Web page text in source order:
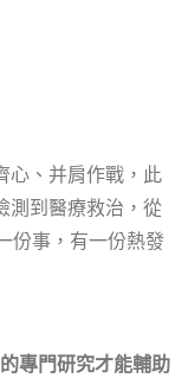
、并肩作戰，此
測到醫療救治，從
份事，有一份熱發
專門研究才能輔助